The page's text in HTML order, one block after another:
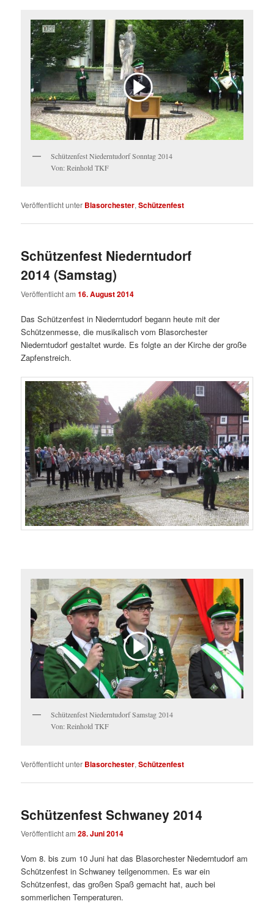
Schützenfest Niederntudorf Sonntag 2014
Von: Reinhold TKF
Veröffentlicht unter Blasorchester,Schützenfest
Schützenfest Niederntudorf
2014 (Samstag)
Veröffentlicht am16. August 2014
Das Schützenfest in Niederntudorf begann heute mit der
Schützenmesse, die musikalisch vom Blasorchester
Niederntudorf gestaltet wurde. Es folgte an der Kirche der große
Zapfenstreich.
Schützenfest Niederntudorf Samstag 2014
Von: Reinhold TKF
Veröffentlicht unter Blasorchester,Schützenfest
Schützenfest Schwaney 2014
Veröffentlicht am28. Juni 2014
Vom 8. bis zum 10 Juni hat das Blasorchester Niederntudorf am
Schützenfest in Schwaney teilgenommen. Es war ein
Schützenfest, das großen Spaß gemacht hat, auch bei
sommerlichen Temperaturen.